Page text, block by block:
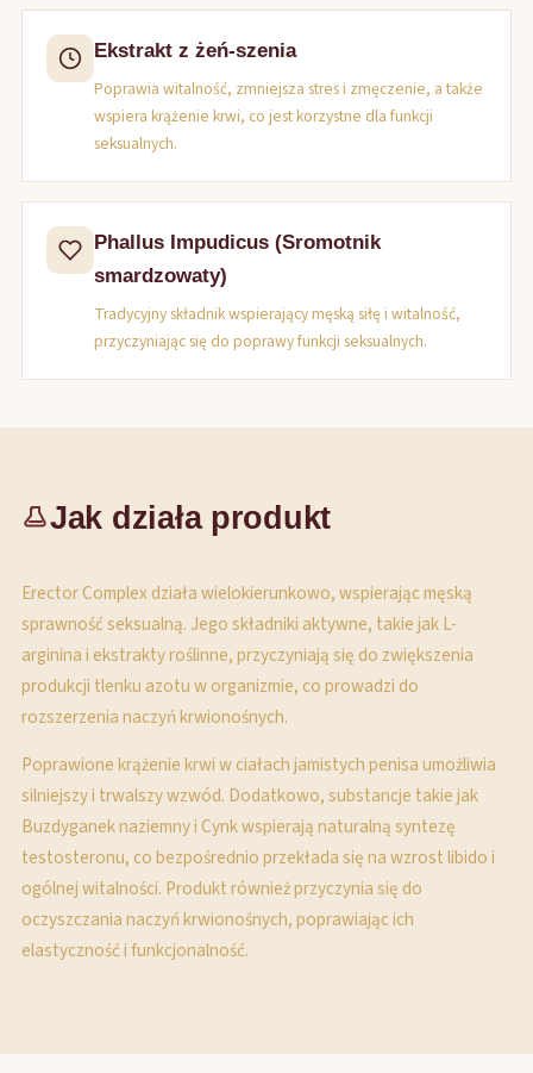
Ekstrakt z żeń-szenia
Poprawia witalność, zmniejsza stres i zmęczenie, a także
wspiera krążenie krwi, co jest korzystne dla funkcji
seksualnych.
Phallus Impudicus (Sromotnik
smardzowaty)
Tradycyjny składnik wspierający męską siłę i witalność,
przyczyniając się do poprawy funkcji seksualnych.
Jak działa produkt
Erector Complex działa wielokierunkowo, wspierając męską
sprawność seksualną. Jego składniki aktywne, takie jak L-
arginina i ekstrakty roślinne, przyczyniają się do zwiększenia
produkcji tlenku azotu w organizmie, co prowadzi do
rozszerzenia naczyń krwionośnych.
Poprawione krążenie krwi w ciałach jamistych penisa umożliwia
silniejszy i trwalszy wzwód. Dodatkowo, substancje takie jak
Buzdyganek naziemny i Cynk wspierają naturalną syntezę
testosteronu, co bezpośrednio przekłada się na wzrost libido i
ogólnej witalności. Produkt również przyczynia się do
oczyszczania naczyń krwionośnych, poprawiając ich
elastyczność i funkcjonalność.